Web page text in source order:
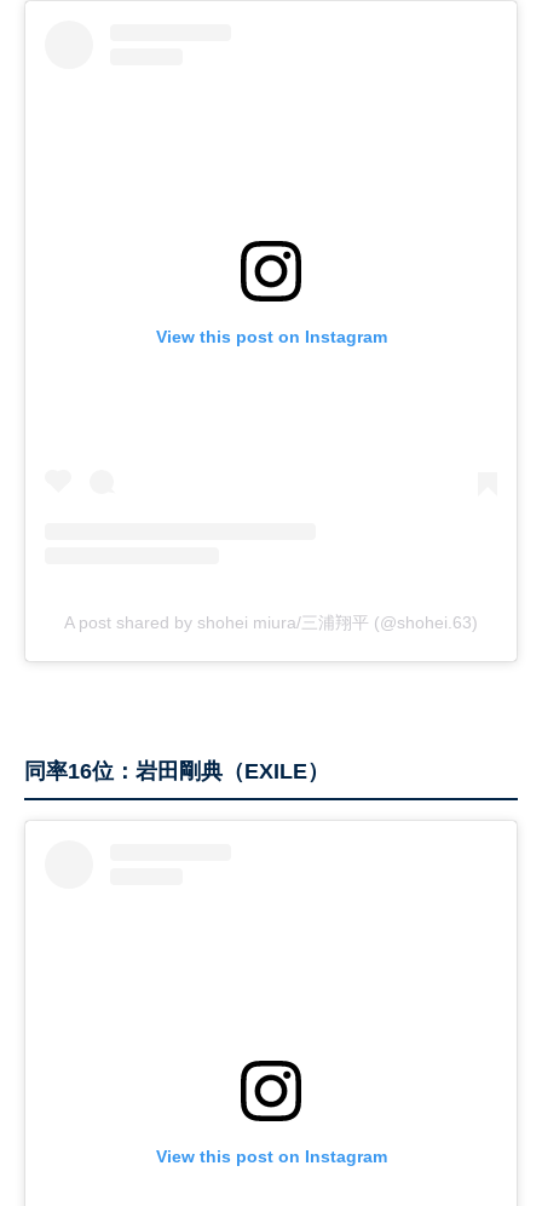
View this post on Instagram
A post shared by shohei miura/三浦翔平 (@shohei.63)
同率16位：岩田剛典（EXILE）
View this post on Instagram